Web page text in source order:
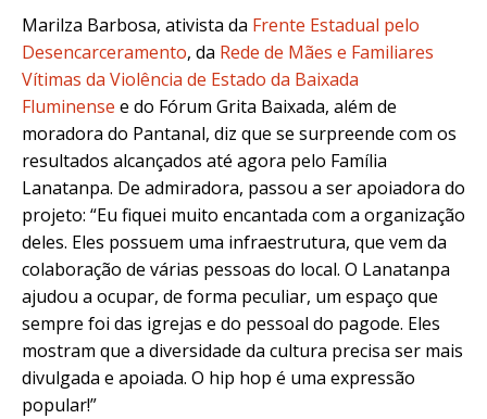
Marilza Barbosa, ativista da Frente Estadual pelo
Desencarceramento, da Rede de Mães e Familiares
Vítimas da Violência de Estado da Baixada
Fluminense e do Fórum Grita Baixada, além de
moradora do Pantanal, diz que se surpreende com os
resultados alcançados até agora pelo Família
Lanatanpa. De admiradora, passou a ser apoiadora do
projeto: “Eu fiquei muito encantada com a organização
deles. Eles possuem uma infraestrutura, que vem da
colaboração de várias pessoas do local. O Lanatanpa
ajudou a ocupar, de forma peculiar, um espaço que
sempre foi das igrejas e do pessoal do pagode. Eles
mostram que a diversidade da cultura precisa ser mais
divulgada e apoiada. O hip hop é uma expressão
popular!”